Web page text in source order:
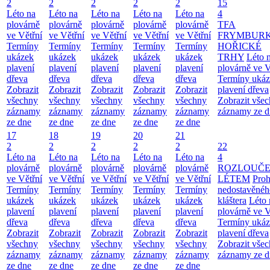
2
Léto na
plovárně
ve Větřní
Termíny
ukázek
plavení
dřeva
Zobrazit
všechny
záznamy
ze dne
2
Léto na
plovárně
ve Větřní
Termíny
ukázek
plavení
dřeva
Zobrazit
všechny
záznamy
ze dne
2
Léto na
plovárně
ve Větřní
Termíny
ukázek
plavení
dřeva
Zobrazit
všechny
záznamy
ze dne
2
Léto na
plovárně
ve Větřní
Termíny
ukázek
plavení
dřeva
Zobrazit
všechny
záznamy
ze dne
2
Léto na
plovárně
ve Větřní
Termíny
ukázek
plavení
dřeva
Zobrazit
všechny
záznamy
ze dne
15
4
TFA
HOŘICKÉ
TRHY Léto
plovárně ve
Termíny
plavení dřeva
Zobrazit
záznamy ze
17
2
Léto na
plovárně
ve Větřní
Termíny
ukázek
plavení
dřeva
Zobrazit
všechny
záznamy
ze dne
18
2
Léto na
plovárně
ve Větřní
Termíny
ukázek
plavení
dřeva
Zobrazit
všechny
záznamy
ze dne
19
2
Léto na
plovárně
ve Větřní
Termíny
ukázek
plavení
dřeva
Zobrazit
všechny
záznamy
ze dne
20
2
Léto na
plovárně
ve Větřní
Termíny
ukázek
plavení
dřeva
Zobrazit
všechny
záznamy
ze dne
21
2
Léto na
plovárně
ve Větřní
Termíny
ukázek
plavení
dřeva
Zobrazit
všechny
záznamy
ze dne
22
4
LÉTEM
kláštera Léto
plovárně ve
Termíny
plavení dřeva
Zobrazit
záznamy ze